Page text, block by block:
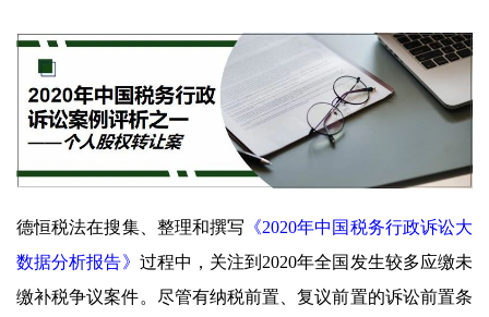
德恒税法在搜集、整理和撰写 《2020年中国税务行政诉讼大
数据分析报告》 过程中，关注到2020年全国发生较多应缴未
缴补税争议案件。尽管有纳税前置、复议前置的诉讼前置条